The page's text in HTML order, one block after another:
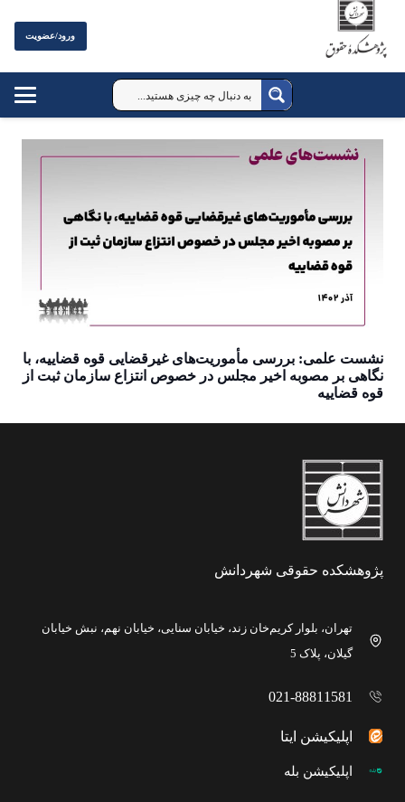
ورود/عضویت
نشست علمی: بررسی مأموریت‌های غیرقضایی قوه قضاییه، با
نگاهی بر مصوبه اخیر مجلس در خصوص انتزاع سازمان ثبت از
قوه قضاییه
پژوهشکده حقوقی شهردانش
تهران، بلوار کریم‌خان زند، خیابان سنایی، خیابان نهم، نبش خیابان
گیلان، پلاک 5
021-88811581
اپلیکیشن ایتا
اپلیکیشن بله